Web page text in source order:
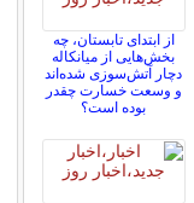
از ابتدای تابستان، چه
بخش‌هایی از میانکاله
دچار آتش‌سوزی شده‌اند
و وسعت خسارت چقدر
بوده است؟